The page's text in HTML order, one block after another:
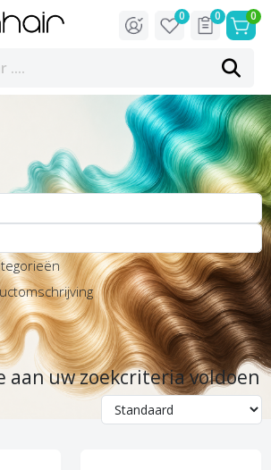
0
0
0
aan uw zoekcriteria voldoen